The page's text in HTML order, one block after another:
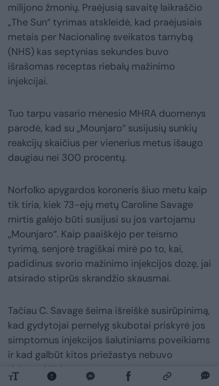
milijono žmonių. Praėjusią savaitę laikraščio
„The Sun“ tyrimas atskleidė, kad praėjusiais
metais per Nacionalinę sveikatos tarnybą
(NHS) kas septynias sekundes buvo
išrašomas receptas riebalų mažinimo
injekcijai.
Tuo tarpu vasario mėnesio MHRA duomenys
parodė, kad su „Mounjaro“ susijusių sunkių
reakcijų skaičius per vienerius metus išaugo
daugiau nei 300 procentų.
Norfolko apygardos koroneris šiuo metu kaip
tik tiria, kiek 73-ejų metų Caroline Savage
mirtis galėjo būti susijusi su jos vartojamu
„Mounjaro“. Kaip paaiškėjo per teismo
tyrimą, senjorė tragiškai mirė po to, kai,
padidinus svorio mažinimo injekcijos dozę, jai
atsirado stiprūs skrandžio skausmai.
Tačiau C. Savage šeima išreiškė susirūpinimą,
kad gydytojai pernelyg skubotai priskyrė jos
simptomus injekcijos šalutiniams poveikiams
ir kad galbūt kitos priežastys nebuvo
tinkamai ištirtos.